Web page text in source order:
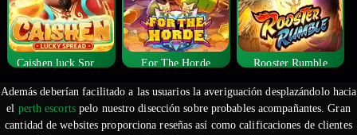
For The Horde Rooster Rumble
Además deberían facilitado a las usuarios la averiguación desplazándolo hacia
el perth escortspelo nuestro disección sobre probables acompañantes. Gran
cantidad de websites proporciona reseñas así­ como calificaciones de clientes